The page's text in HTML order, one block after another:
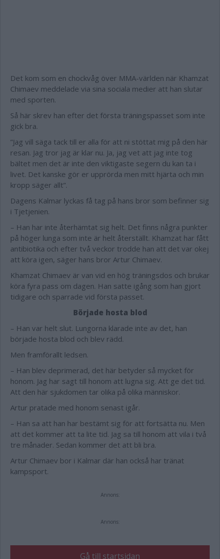
Det kom som en chockvåg över MMA-världen när Khamzat
Chimaev meddelade via sina sociala medier att han slutar
med sporten.
Så här skrev han efter det första träningspasset som inte
gick bra.
”Jag vill säga tack till er alla för att ni stöttat mig på den här
resan. Jag tror jag är klar nu. Ja, jag vet att jag inte tog
bältet men det är inte den viktigaste segern du kan ta i
livet. Det kanske gör er upprörda men mitt hjärta och min
kropp säger allt”.
Dagens Kalmar lyckas få tag på hans bror som befinner sig
i Tjetjenien.
– Han har inte återhämtat sig helt. Det finns några punkter
på höger lunga som inte är helt återställt. Khamzat har fått
antibiotika och efter två veckor trodde han att det var okej
att köra igen, säger hans bror Artur Chimaev.
Khamzat Chimaev är van vid en hög träningsdos och brukar
köra fyra pass om dagen. Han satte igång som han gjort
tidigare och sparrade vid första passet.
Började hosta blod
– Han var helt slut. Lungorna klarade inte av det, han
började hosta blod och blev rädd.
Men framförallt ledsen.
– Han blev deprimerad, det här betyder så mycket för
honom. Jag har sagt till honom att lugna sig. Att ge det tid.
Att den här sjukdomen tar olika på olika människor.
Artur pratade med honom senast igår.
– Han sa att han har bestämt sig för att fortsätta nu. Men
att det kommer att ta lite tid. Jag sa till honom att vila i två
tre månader. Sedan kommer det att bli bra.
Artur Chimaev bor i Kalmar där han också har tränat
kampsport.
Annons:
Annons:
Gå till startsidan